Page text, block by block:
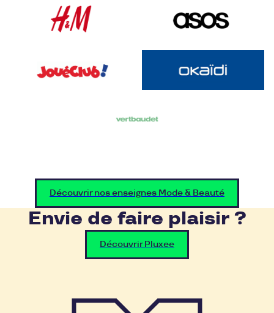
Découvrir nos enseignes Mode & Beauté
Envie de faire plaisir ?
Découvrir Pluxee